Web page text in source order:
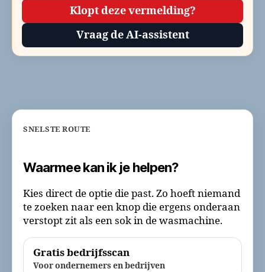
Klopt deze vermelding?
Vraag de AI-assistent
SNELSTE ROUTE
Waarmee kan ik je helpen?
Kies direct de optie die past. Zo hoeft niemand
te zoeken naar een knop die ergens onderaan
verstopt zit als een sok in de wasmachine.
Gratis bedrijfsscan
Voor ondernemers en bedrijven